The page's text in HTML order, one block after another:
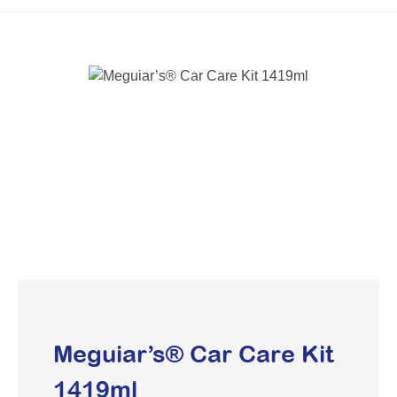
Bildergalerie überspringen
Meguiar’s® Car Care Kit
1419ml